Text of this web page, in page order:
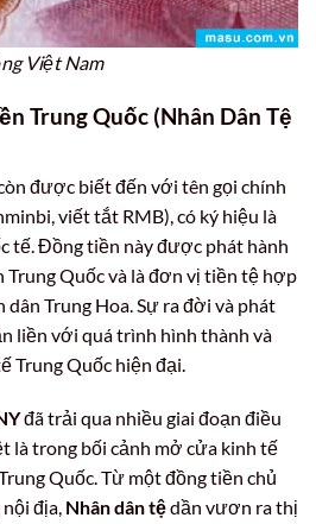
Việt Nam
Trung Quốc (Nhân Dân Tệ
còn được biết đến với tên gọi chính
viết tắt RMB), có ký hiệu là
tế. Đồng tiền này được phát hành
Trung Quốc và là đơn vị tiền tệ hợp
dân Trung Hoa. Sự ra đời và phát
liền với quá trình hình thành và
Trung Quốc hiện đại.
đã trải qua nhiều giai đoạn điều
là trong bối cảnh mở cửa kinh tế
Quốc. Từ một đồng tiền chủ
địa, Nhân dân tệdần vươn ra thị